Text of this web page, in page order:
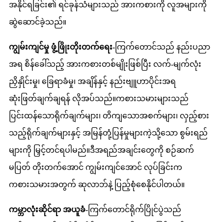
အနိုင်ရခြင်း၏ ရင်ခုန်သံများသည် အားကစားကို လူအများကို
ဆွဲဆောင်ခဲ့သည်။
ကျွမ်းကျင်မှု ဖွံ့ဖြိုးတိုးတက်ရေး- ကြက်တောင်သည် နည်းပညာ
အရ စိန်ခေါ်သည့် အားကစားတစ်မျိုးဖြစ်ပြီး လက်-မျက်လုံး
ညှိနှိုင်းမှု၊ ခြေရာခံမှု၊ အချိန်နှင့် နည်းဗျူဟာပိုင်းအရ
ဆုံးဖြတ်ချက်ချရန် လိုအပ်သည်။ကစားသမားများသည်
ပြင်းထန်သောရိုက်ချက်များ၊ တိကျသောအစက်များ၊ လှည့်စား
သည့်ရိုက်ချက်များနှင့် အမြန်တုံ့ပြန်မှုများကဲ့သို့သော စွမ်းရည်
များကို မြှင့်တင်ရပါမည်။ဒီအရည်အချင်းတွေကို စဉ်ဆက်
မပြတ် တိုးတက်အောင် ကျွမ်းကျင်အောင် လုပ်ခြင်းက
ကစားသမားအတွက် ဆုလာဘ်နဲ့ ပြည့်စုံစေနိုင်ပါတယ်။
ကမ္ဘာလုံးဆိုင်ရာ အယူခံ- ကြက်တောင်ရိုက်ပြိုင်ပွဲသည်